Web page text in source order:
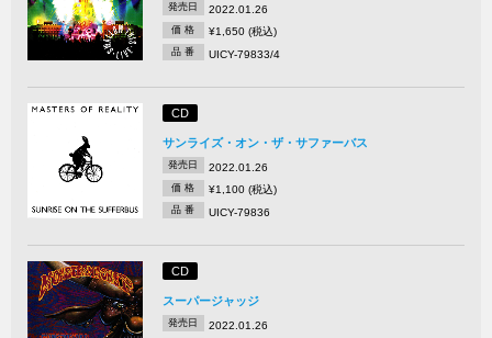
発売日 2022.01.26
価 格 ¥1,650 (税込)
品 番 UICY-79833/4
CD
サンライズ・オン・ザ・サファーバス
発売日 2022.01.26
価 格 ¥1,100 (税込)
品 番 UICY-79836
CD
スーパージャッジ
発売日 2022.01.26